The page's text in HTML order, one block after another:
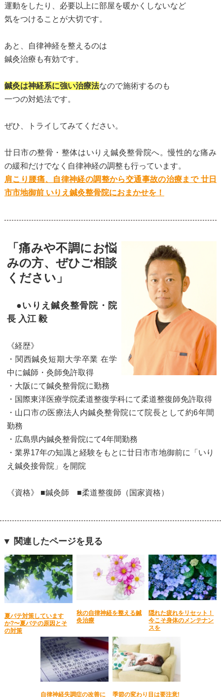
運動をしたり、必要以上に部屋を暖かくしないなど
気をつけることが大切です。
あと、自律神経を整えるのは
鍼灸治療も有効です。
鍼灸は神経系に強い治療法なので施術するのも
一つの対処法です。
ぜひ、トライしてみてください。
廿日市の整骨・整体はいりえ鍼灸整骨院へ。慢性的な痛み
の緩和だけでなく自律神経の調整も行っています。
肩こり腰痛、自律神経の調整から交通事故の治療まで 廿日
市市地御前 いりえ鍼灸整骨院におまかせを！
「痛みや不調にお悩
みの方、ぜひご相談
ください」
●いりえ鍼灸整骨院・院
長 入江 毅
《経歴》
・関西鍼灸短期大学卒業 在学
中に鍼師・灸師免許取得
・大阪にて鍼灸整骨院に勤務
・国際東洋医療学院柔道整復学科にて柔道整復師免許取得
・山口市の医療法人内鍼灸整骨院にて院長として約6年間
勤務
・広島県内鍼灸整骨院にて4年間勤務
・業界17年の知識と経験をもとに廿日市市地御前に「いり
え鍼灸接骨院」を開院
《資格》 ■鍼灸師 ■柔道整復師（国家資格）
▼ 関連したページを見る
夏バテ対策しています
か?〜夏バテの原因とそ
の対策
秋の自律神経を整える鍼
灸治療
隠れた疲れをリセット！
今こそ身体のメンテナン
スを
自律神経失調症の改善に 季節の変わり目は要注意!